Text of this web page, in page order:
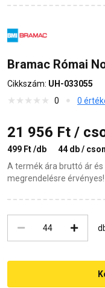
Bramac Római
Cikkszám: UH-033055
0
0
21 956 Ft /
499 Ft /db
44 db /
A termék ára bruttó ár
megrendelésre érvényes!